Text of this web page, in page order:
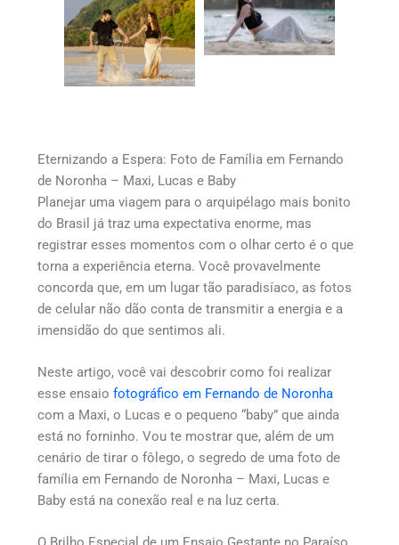
Eternizando a Espera: Foto de Família em Fernando
de Noronha – Maxi, Lucas e Baby
Planejar uma viagem para o arquipélago mais bonito
do Brasil já traz uma expectativa enorme, mas
registrar esses momentos com o olhar certo é o que
torna a experiência eterna. Você provavelmente
concorda que, em um lugar tão paradisíaco, as fotos
de celular não dão conta de transmitir a energia e a
imensidão do que sentimos ali.
Neste artigo, você vai descobrir como foi realizar
esse ensaiofotográfico em Fernando de Noronha
com a Maxi, o Lucas e o pequeno “baby” que ainda
está no forninho. Vou te mostrar que, além de um
cenário de tirar o fôlego, o segredo de uma foto de
família em Fernando de Noronha – Maxi, Lucas e
Baby está na conexão real e na luz certa.